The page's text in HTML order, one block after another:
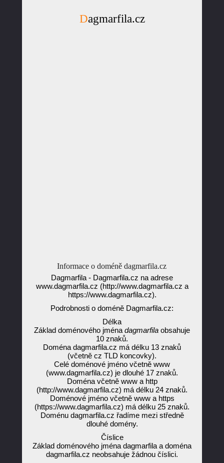
Dagmarfila.cz
Informace o doméně dagmarfila.cz
Dagmarfila - Dagmarfila.cz na adrese
www.dagmarfila.cz (http://www.dagmarfila.cz a
https://www.dagmarfila.cz).
Podrobnosti o doméně Dagmarfila.cz:
Délka
Základ doménového jména dagmarfila obsahuje
10 znaků.
Doména dagmarfila.cz má délku 13 znaků
(včetně cz TLD koncovky).
Celé doménové jméno včetně www
(www.dagmarfila.cz) je dlouhé 17 znaků.
Doména včetně www a http
(http://www.dagmarfila.cz) má délku 24 znaků.
Doménové jméno včetně www a https
(https://www.dagmarfila.cz) má délku 25 znaků.
Doménu dagmarfila.cz řadíme mezi středně
dlouhé domény.
Číslice
Základ doménového jména dagmarfila a doména
dagmarfila.cz neobsahuje žádnou číslici.